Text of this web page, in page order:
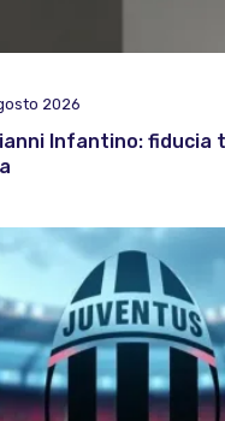
2026
Infantino: fiducia